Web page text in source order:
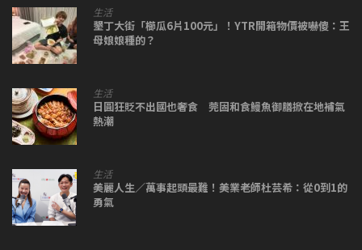
生活
墾丁大街「櫛瓜6片100元」！YTR開箱物價被嚇傻：王
母娘娘種的？
生活
日圓狂貶不出國也奢食 莞固和食鰻魚御膳掀在地補氣
熱潮
生活
美麗人生／萬事起頭最難！美業老師杜芸希：從0到1的
勇氣